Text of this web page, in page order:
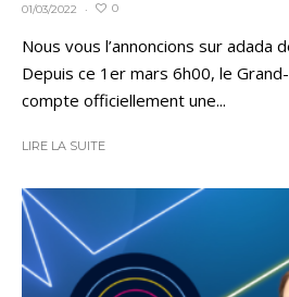
01/03/2022 · 0
Nous vous l’annoncions sur adada
Depuis ce 1er mars 6h00, le
compte officiellement une...
LIRE LA SUITE